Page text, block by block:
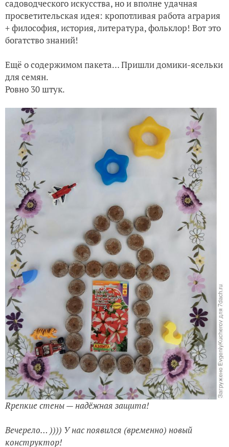
садоводческого искусства, но и вполне удачная
просветительская идея: кропотливая работа агрария
+ философия, история, литература, фольклор! Вот это
богатство знаний!
Ещё о содержимом пакета… Пришли домики-ясельки
для семян.
Ровно 30 штук.
Rрепкие стены — надёжная защита!
Вечерело… )))) У нас появился (временно) новый
конструктор!